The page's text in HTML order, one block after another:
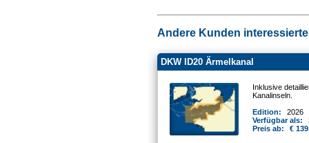
Andere Kunden
DKW ID20 Ärmelkanal
Inklusive
Kanalinseln.
Edition:
2026
Verfügbar als:
Preis ab:
€